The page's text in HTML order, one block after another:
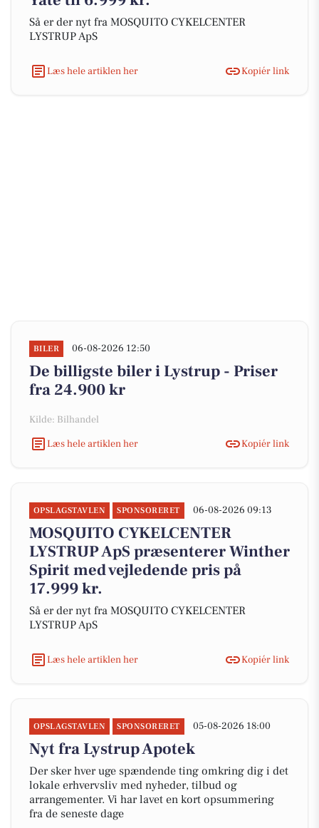
Så er der nyt fra MOSQUITO CYKELCENTER
LYSTRUP ApS
Læs hele artiklen her Kopiér link
BILER 06-08-2026 12:50
De billigste biler i Lystrup - Priser
fra 24.900 kr
Kilde: Bilhandel
Læs hele artiklen her
Kopiér link
OPSLAGSTAVLEN SPONSORERET 06-08-2026 09:13
MOSQUITO CYKELCENTER
LYSTRUP ApS præsenterer Winther
Spirit med vejledende pris på
17.999 kr.
Så er der nyt fra MOSQUITO CYKELCENTER
LYSTRUP ApS
Læs hele artiklen her Kopiér link
OPSLAGSTAVLEN SPONSORERET 05-08-2026 18:00
Nyt fra Lystrup Apotek
Der sker hver uge spændende ting omkring dig i det
lokale erhvervsliv med nyheder, tilbud og
arrangementer. Vi har lavet en kort opsummering
fra de seneste dage